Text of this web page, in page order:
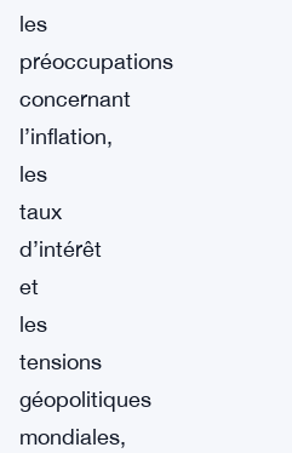
les
préoccupations
concernant
l’inflation,
les
taux
d’intérêt
et
les
tensions
géopolitiques
mondiales,